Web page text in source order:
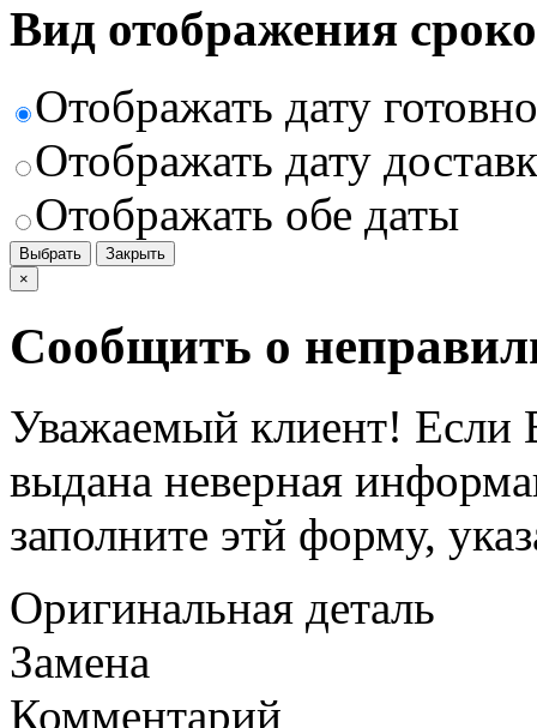
Вид отображения
Отображать дату
Отображать дату
Отображать обе даты
Выбрать
Закрыть
×
Сообщить о
Уважаемый клиент! Если
выдана неверная
заполните этй форму,
Оригинальная деталь
Замена
Комментарий